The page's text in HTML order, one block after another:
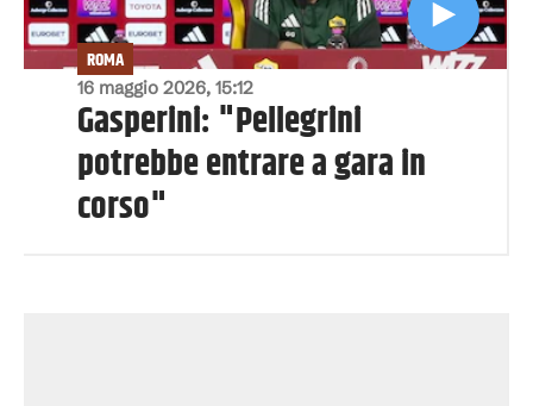
16 maggio 2026, 15:12
ROMA
Gasperini: "Pellegrini
potrebbe entrare a gara in
corso"